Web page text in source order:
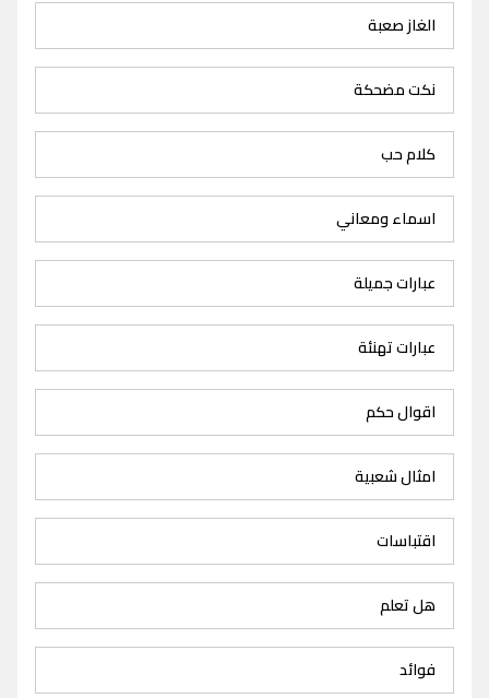
الغاز صعبة
نكت مضحكة
كلام حب
اسماء ومعاني
عبارات جميلة
عبارات تهنئة
اقوال حكم
امثال شعبية
اقتباسات
هل تعلم
فوائد